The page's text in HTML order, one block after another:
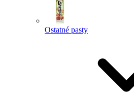
Ostatné pasty